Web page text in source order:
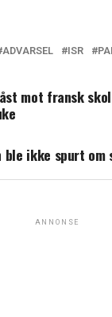
ADVARSEL ISR
mot fransk
ble ikke spurt
ANNONSE